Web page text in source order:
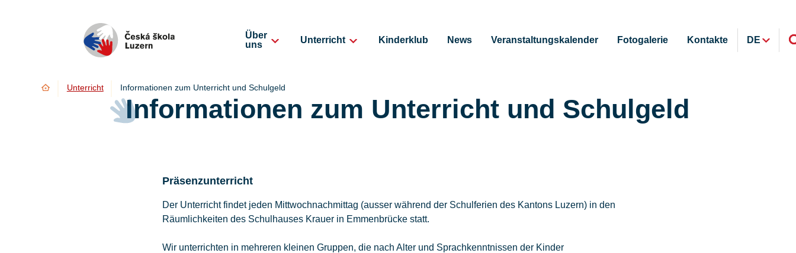
Über
uns
Unterricht Kinderklub News Veranstaltungskalender Fotogalerie Kontakte DE
Úvod Unterricht Informationen zum Unterricht und Schulgeld
Informationen zum Unterricht und Schulgeld
Präsenzunterricht
Der Unterricht findet jeden Mittwochnachmittag (ausser während der Schulferien des Kantons Luzern) in den
Räumlichkeiten des Schulhauses Krauer in Emmenbrücke statt.
Wir unterrichten in mehreren kleinen Gruppen, die nach Alter und Sprachkenntnissen der Kinder